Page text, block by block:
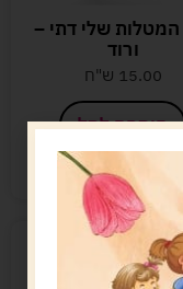
המטלות שלי דתי –
ורוד
15.00 ש"ח
הוספה לסל
קיים במלאי